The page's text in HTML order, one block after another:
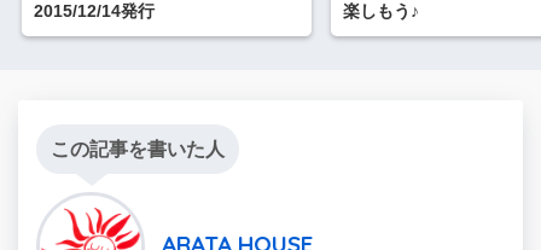
2015/12/14発行
楽しもう♪
この記事を書いた人
ARATA HOUSE